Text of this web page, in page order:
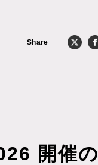
Share
開催の